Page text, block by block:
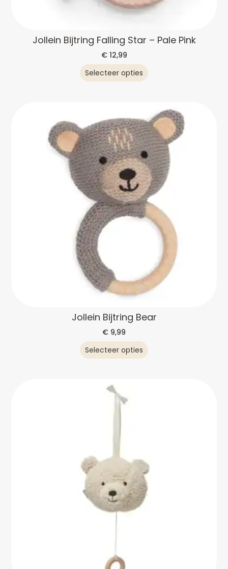
Jollein Bijtring Falling Star – Pale Pink
€12,99
Selecteer opties
Jollein Bijtring Bear
€ 9,99
Selecteer opties